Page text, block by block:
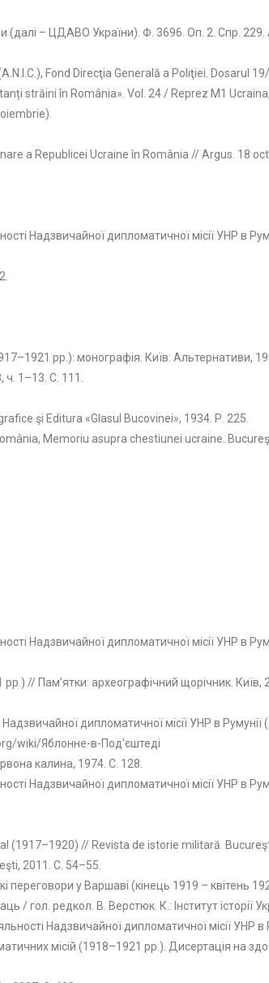
(далі – ЦДАВО України). Ф. 3696. Оп. 2. Спр. 229.
Fond Direcţia Generală a Poliţiei. Dosarul 19/
străini în România». Vol. 24 / Reprez M1
a Republicei Ucraine în România // Argus. 18
Надзвичайної дипломатичної місії УНР в
рр.): монографія. Київ: Альтернативи,
1–13. С. 111.
şi Editurа «Glasul Bucovinei», 1934. Р. 225.
Memoriu asupra chestiunei ucraine.
Надзвичайної дипломатичної місії УНР в
// Пам’ятки: археографічний щорічник. Київ,
дипломатичної місії УНР в Румунії
wiki/Яблонне-в-Под’єштеді
калина, 1974. С. 128.
Надзвичайної дипломатичної місії УНР в
// Revista de istorie militară.
2011. C. 54–55.
у Варшаві (кінець 1919 – квітень 1920
/ гол. редкол. В. Верстюк. К.: Інститут історії
Надзвичайної дипломатичної місії УНР в
місій (1918–1921 рр.). Дисертація на